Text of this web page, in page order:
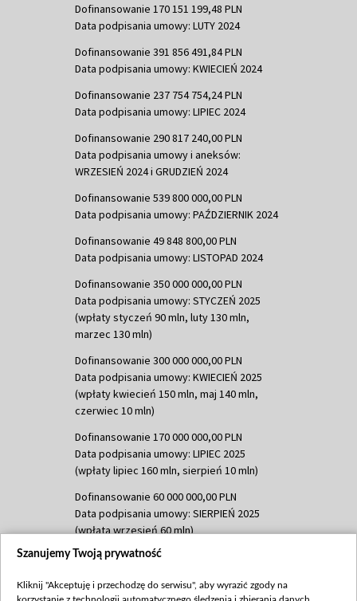
Dofinansowanie 170 151 199,48 PLN
Data podpisania umowy: LUTY 2024
Dofinansowanie 391 856 491,84 PLN
Data podpisania umowy: KWIECIEŃ 2024
Dofinansowanie 237 754 754,24 PLN
Data podpisania umowy: LIPIEC 2024
Dofinansowanie 290 817 240,00 PLN
Data podpisania umowy i aneksów:
WRZESIEŃ 2024 i GRUDZIEŃ 2024
Dofinansowanie 539 800 000,00 PLN
Data podpisania umowy: PAŹDZIERNIK 2024
Dofinansowanie 49 848 800,00 PLN
Data podpisania umowy: LISTOPAD 2024
Dofinansowanie 350 000 000,00 PLN
Data podpisania umowy: STYCZEŃ 2025
(wpłaty styczeń 90 mln, luty 130 mln,
marzec 130 mln)
Dofinansowanie 300 000 000,00 PLN
Data podpisania umowy: KWIECIEŃ 2025
(wpłaty kwiecień 150 mln, maj 140 mln,
czerwiec 10 mln)
Dofinansowanie 170 000 000,00 PLN
Data podpisania umowy: LIPIEC 2025
(wpłaty lipiec 160 mln, sierpień 10 mln)
Dofinansowanie 60 000 000,00 PLN
Data podpisania umowy: SIERPIEŃ 2025
(wpłata wrzesień 60 mln)
Dofinansowanie 635 783 051,21 PLN
(wpłata wrzesień 100 mln, październik 350
Szanujemy Twoją prywatność
Kliknij "Akceptuję i przechodzę do serwisu", aby wyrazić zgody na